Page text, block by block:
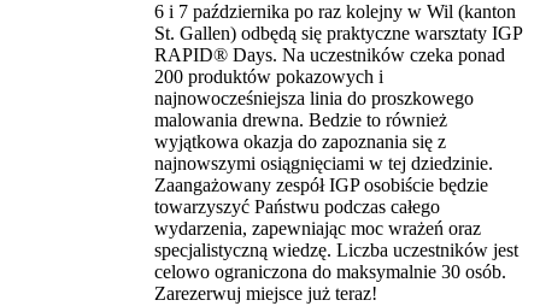
6 i 7 października po raz kolejny w Wil (kanton
St. Gallen) odbędą się praktyczne warsztaty IGP
RAPID® Days. Na uczestników czeka ponad
200 produktów pokazowych i
najnowocześniejsza linia do proszkowego
malowania drewna. Bedzie to również
wyjątkowa okazja do zapoznania się z
najnowszymi osiągnięciami w tej dziedzinie.
Zaangażowany zespół IGP osobiście będzie
towarzyszyć Państwu podczas całego
wydarzenia, zapewniając moc wrażeń oraz
specjalistyczną wiedzę. Liczba uczestników jest
celowo ograniczona do maksymalnie 30 osób.
Zarezerwuj miejsce już teraz!